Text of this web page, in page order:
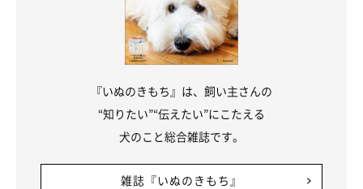
『いぬのきもち』は、飼い主さんの
“知りたい”“伝えたい”にこたえる
犬のこと総合雑誌です。
雑誌『いぬのきもち』